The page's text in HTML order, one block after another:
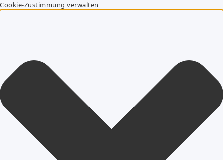
Cookie-Zustimmung verwalten